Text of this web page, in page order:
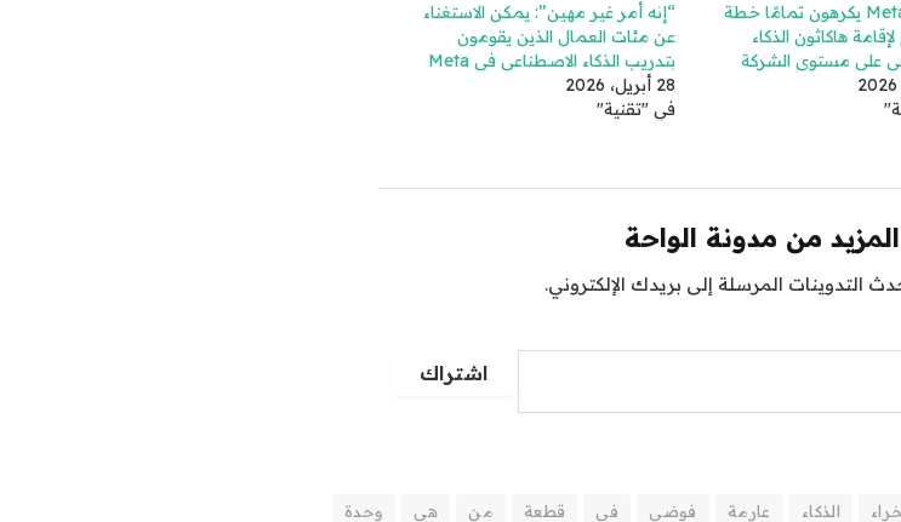
موظفو Meta يكرهون تمامًا خطة
هاكاثون الذكاء
على مستوى الشركة
“إنه أمر غير مهين”: يمكن الاستغناء
عن مئات العمال الذين يقومون
بتدريب الذكاء الاصطناعي في Meta
28 أبريل، 2026
في "تقنية"
من مدونة الواحة
المرسلة إلى بريدك الإلكتروني.
اشتراك
الذكاء عارمة فوضى في قطعة من هي وحدة